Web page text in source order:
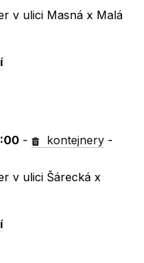
v ulici Masná x Malá
- kontejnery -
v ulici Šárecká x